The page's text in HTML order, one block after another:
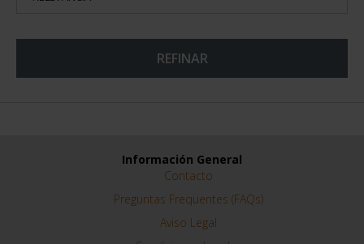
REFINAR
Información General
Contacto
Preguntas Frequentes (FAQs)
Aviso Legal